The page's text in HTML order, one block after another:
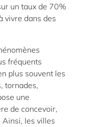
un taux de 70%
vivre dans des
fréquents
plus souvent les
tornades,
une
de concevoir,
les villes